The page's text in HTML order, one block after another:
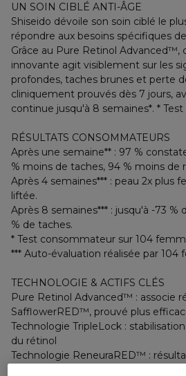
UN SOIN CIBLÉ ANTI-ÂGE
Shiseido dévoile son soin ciblé le
répondre aux besoins spécifiques
Grâce au Pure Retinol Advanced™,
innovante agit visiblement sur les
profondes, taches brunes et perte
cliniquement prouvés dès 7 jours,
continue jusqu'à 8 semaines*. *
RÉSULTATS CONSOMMATEURS
Après une semaine** : 97 %
% moins de taches, 94 % moins de
Après 4 semaines*** : peau 2x plus
liftée.
Après 8 semaines*** : jusqu'à -73 %
% de taches.
* Test consommateur sur 104
*** Auto-évaluation réalisée par 104
TECHNOLOGIE & ACTIFS CLÉS
Pure Retinol Advanced™ : associe
SafflowerRED™, prouvé plus
Technologie TripleLock :
du rétinol
Technologie ReneuraRED™ :